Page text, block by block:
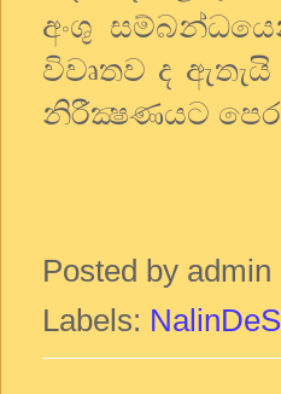
අංශු
විවෘතව ද
නිරීක්‍ෂණයට
Posted by admin
Labels: